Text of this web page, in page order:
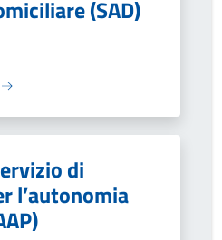
(SAD)
di
l’autonomia